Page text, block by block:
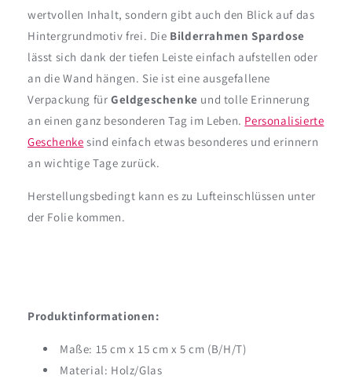
wertvollen Inhalt, sondern gibt auch den Blick auf das
Hintergrundmotiv frei. Die Bilderrahmen Spardose
lässt sich dank der tiefen Leiste einfach aufstellen oder
an die Wand hängen. Sie ist eine ausgefallene
Verpackung für Geldgeschenke und tolle Erinnerung
an einen ganz besonderen Tag im Leben. Personalisierte
Geschenke sind einfach etwas besonderes und erinnern
an wichtige Tage zurück.
Herstellungsbedingt kann es zu Lufteinschlüssen unter
der Folie kommen.
Produktinformationen:
Maße: 15 cm x 15 cm x 5 cm (B/H/T)
Material: Holz/Glas